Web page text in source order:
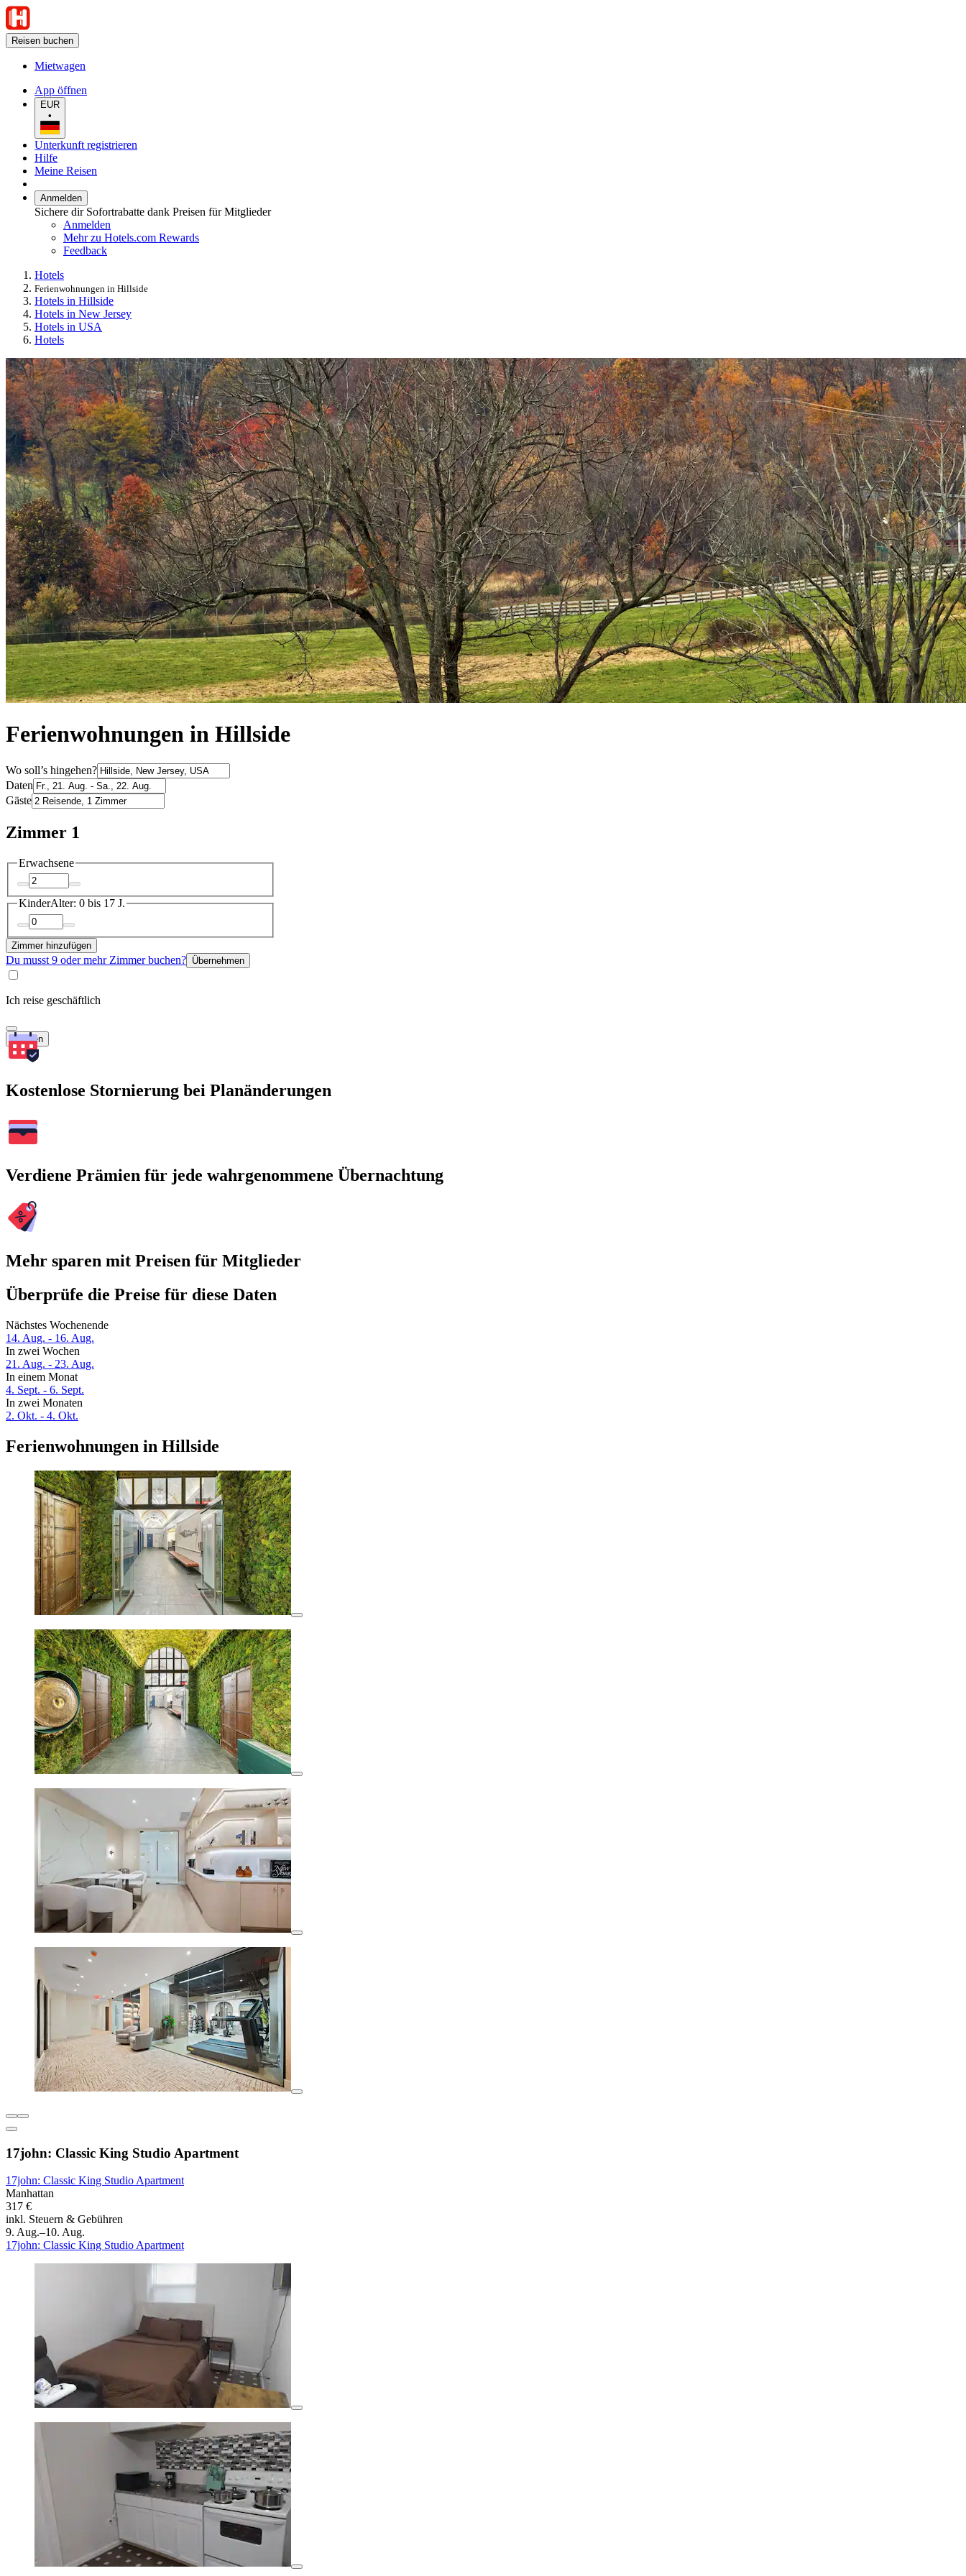
Reisen buchen
Mietwagen
App öffnen
EUR
•
Unterkunft registrieren
Hilfe
Meine Reisen
Anmelden
Sichere dir Sofortrabatte dank Preisen für Mitglieder
Anmelden
Mehr zu Hotels.com Rewards
Feedback
Hotels
Ferienwohnungen in Hillside
Hotels in Hillside
Hotels in New Jersey
Hotels in USA
Hotels
Ferienwohnungen in Hillside
Wo soll’s hingehen?
Daten
Gäste
Zimmer 1
Erwachsene
KinderAlter: 0 bis 17 J.
Zimmer hinzufügen
Du musst 9 oder mehr Zimmer buchen? Übernehmen
Ich reise geschäftlich
Suchen
Kostenlose Stornierung bei Planänderungen
Verdiene Prämien für jede wahrgenommene Übernachtung
Mehr sparen mit Preisen für Mitglieder
Überprüfe die Preise für diese Daten
Nächstes Wochenende
14. Aug. - 16. Aug.
In zwei Wochen
21. Aug. - 23. Aug.
In einem Monat
4. Sept. - 6. Sept.
In zwei Monaten
2. Okt. - 4. Okt.
Ferienwohnungen in Hillside
17john: Classic King Studio Apartment
17john: Classic King Studio Apartment
Manhattan
317 €
inkl. Steuern & Gebühren
9. Aug.–10. Aug.
17john: Classic King Studio Apartment